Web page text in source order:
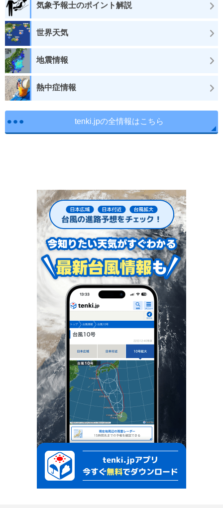
気象予報士のポイント解説
世界天気
地震情報
熱中症情報
tenki.jpの全情報はこちら